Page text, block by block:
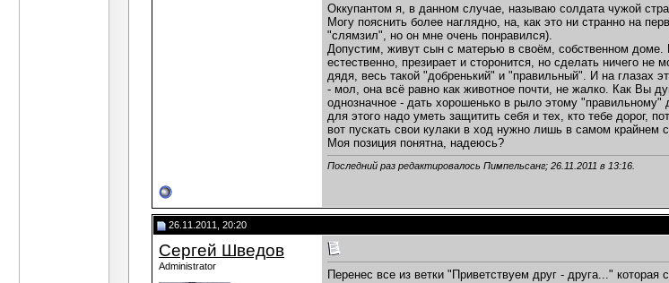
Оккупантом я, в данном случае, называю солдата чужой
Могу пояснить более наглядно, на, как это ни странно на
"слямзил", но он мне очень понравился).
Допустим, живут сын с матерью в своём, собственном
естественно, презирает и сторонится, но сделать ничего
дядя, весь такой "добренький" и "правильный". И на глазах
- мол, она всё равно как животное почти, не жалко. Как Вы
однозначное - дать хорошенько в рыло этому
для этого надо уметь защитить себя и тех, кто тебе дорог,
вот пускать свои кулаки в ход нужно лишь в самом крайнем
Моя позиция понятна, надеюсь?
Последний раз редактировалось Пимпельсанг; 26.11.2011 в 13:16
26.11.2011, 20:20
Сергей Шведов
Administrator
Перенес все из ветки "Приветствуем друг - друга..."